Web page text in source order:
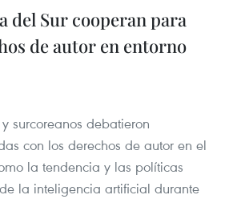
del Sur cooperan para
de autor en entorno
surcoreanos debatieron
con los derechos de autor en el
la tendencia y las políticas
la inteligencia artificial durante